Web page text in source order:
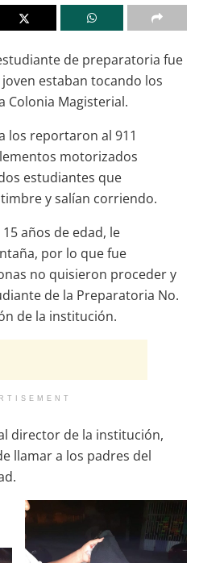
de preparatoria fue
estaban tocando los
Colonia Magisterial.
los reportaron al 911
motorizados
estudiantes que
y salían corriendo.
años de edad, le
por lo que fue
no quisieron proceder y
de la Preparatoria No.
de la institución.
director de la institución,
llamar a los padres del